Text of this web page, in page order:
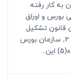
به کار رفته
1ـ شورای عالی بورس و اوراق
است که به موجب ماده (3) این قانون تشکیل
می شود و بعد از این «شورا» نامیده می شود. 2ـ سازمان بورس